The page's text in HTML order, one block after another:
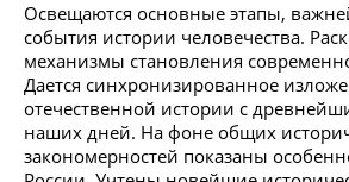
Освещаются основные этапы,
события истории человечества.
механизмы становления
Дается синхронизированное
отечественной истории с
наших дней. На фоне общих
закономерностей показаны